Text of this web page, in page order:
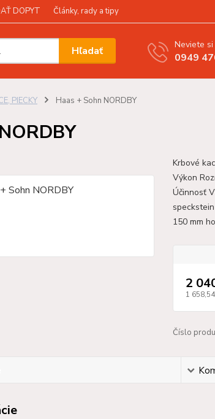
DOPYT Články, rady a tipy
Hľadať Neviete
0949
PIECKY Haas + Sohn NORDBY
Krbové
Výkon
Účinnosť
150 mm
2
1
Číslo